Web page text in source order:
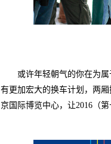
或许年轻朝气的你在为
有更加宏大的换车计划，两
京国际博览中心，让2016（